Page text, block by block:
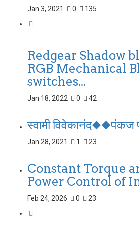
Jan 3, 2021 0 135
Redgear Shadow
RGB Mechanical
switches...
Jan 18, 2022 0 42
स्वामी
Jan 28, 2021 1 23
Constant Torque
Power Control of
Feb 24, 2026 0 23